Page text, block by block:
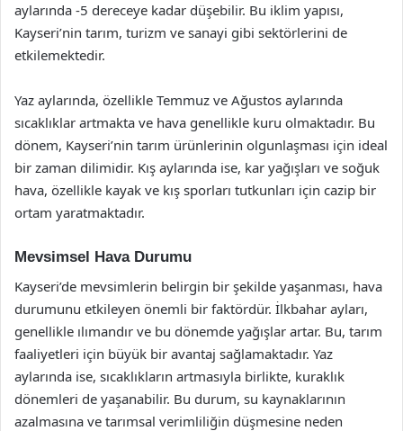
aylarında -5 dereceye kadar düşebilir. Bu iklim yapısı,
Kayseri’nin tarım, turizm ve sanayi gibi sektörlerini de
etkilemektedir.
Yaz aylarında, özellikle Temmuz ve Ağustos aylarında
sıcaklıklar artmakta ve hava genellikle kuru olmaktadır. Bu
dönem, Kayseri’nin tarım ürünlerinin olgunlaşması için ideal
bir zaman dilimidir. Kış aylarında ise, kar yağışları ve soğuk
hava, özellikle kayak ve kış sporları tutkunları için cazip bir
ortam yaratmaktadır.
Mevsimsel Hava Durumu
Kayseri’de mevsimlerin belirgin bir şekilde yaşanması, hava
durumunu etkileyen önemli bir faktördür. İlkbahar ayları,
genellikle ılımandır ve bu dönemde yağışlar artar. Bu, tarım
faaliyetleri için büyük bir avantaj sağlamaktadır. Yaz
aylarında ise, sıcaklıkların artmasıyla birlikte, kuraklık
dönemleri de yaşanabilir. Bu durum, su kaynaklarının
azalmasına ve tarımsal verimliliğin düşmesine neden